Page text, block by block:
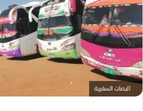
ي
د
إ
ل
البصات السفرية